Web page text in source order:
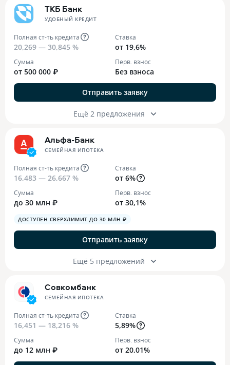
ТКБ Банк
УДОБНЫЙ КРЕДИТ
Полная ст-ть кредита
20,269 — 30,845 %
Ставка
от 19,6%
Сумма
от 500 000 ₽
Перв. взнос
Без взноса
Отправить заявку
Ещё 2 предложения
Альфа-Банк
СЕМЕЙНАЯ ИПОТЕКА
Полная ст-ть кредита
16,483 — 26,667 %
Ставка
от 6%
Сумма
до 30 млн ₽
Перв. взнос
от 30,1%
ДОСТУПЕН СВЕРХЛИМИТ ДО 30 МЛН ₽
Отправить заявку
Ещё 5 предложений
Совкомбанк
СЕМЕЙНАЯ ИПОТЕКА
Полная ст-ть кредита
16,451 — 18,216 %
Ставка
5,89%
Сумма
до 12 млн ₽
Перв. взнос
от 20,01%